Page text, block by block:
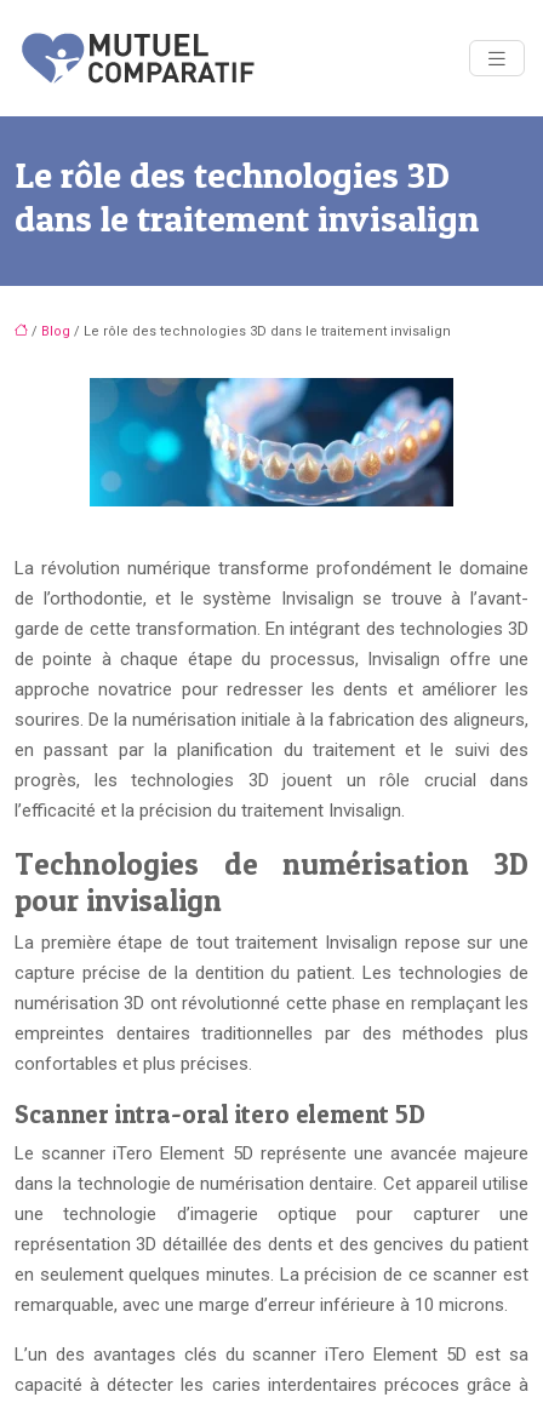
Le rôle des technologies 3D
dans le traitement invisalign
/ Blog / Le rôle des technologies 3D dans le traitement invisalign
La révolution numérique transforme profondément le domaine
de l’orthodontie, et le système Invisalign se trouve à l’avant-
garde de cette transformation. En intégrant des technologies 3D
de pointe à chaque étape du processus, Invisalign offre une
approche novatrice pour redresser les dents et améliorer les
sourires. De la numérisation initiale à la fabrication des aligneurs,
en passant par la planification du traitement et le suivi des
progrès, les technologies 3D jouent un rôle crucial dans
l’efficacité et la précision du traitement Invisalign.
Technologies de numérisation 3D
pour invisalign
La première étape de tout traitement Invisalign repose sur une
capture précise de la dentition du patient. Les technologies de
numérisation 3D ont révolutionné cette phase en remplaçant les
empreintes dentaires traditionnelles par des méthodes plus
confortables et plus précises.
Scanner intra-oral itero element 5D
Le scanner iTero Element 5D représente une avancée majeure
dans la technologie de numérisation dentaire. Cet appareil utilise
une technologie d’imagerie optique pour capturer une
représentation 3D détaillée des dents et des gencives du patient
en seulement quelques minutes. La précision de ce scanner est
remarquable, avec une marge d’erreur inférieure à 10 microns.
L’un des avantages clés du scanner iTero Element 5D est sa
capacité à détecter les caries interdentaires précoces grâce à